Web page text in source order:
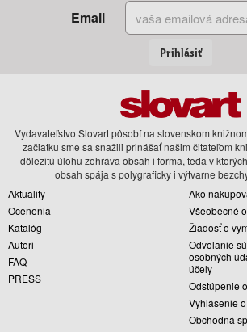
Email
Prihlásiť
Vydavateľstvo Slovart pôsobí na slovenskom
začiatku sme sa snažili prinášať našim čitateľom
dôležitú úlohu zohráva obsah i forma, teda v
obsah spája s polygraficky i výtvarne
Aktuality
Ocenenia
Katalóg
Autori
FAQ
PRESS
Ako
Všeobecné
Žiadosť o
Odvolanie
osobných
účely
Odstúpenie
Vyhlásenie
Obchodná